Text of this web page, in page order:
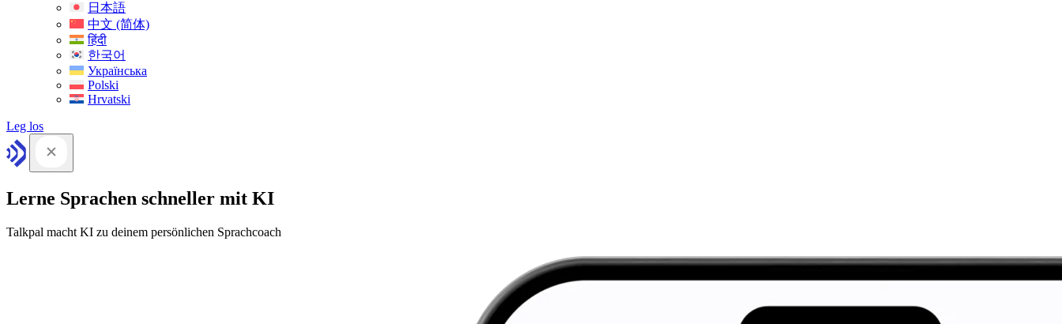
日本語
中文 (简体)
हिंदी
한국어
Українська
Polski
Hrvatski
Leg los
Lerne Sprachen schneller mit KI
Talkpal macht KI zu deinem persönlichen Sprachcoach